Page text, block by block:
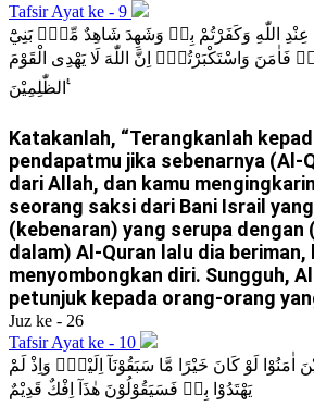
Tafsir Ayat ke - 9
عِنْدِ اللّٰهِ وَكَفَرْتُمْ بِهٖ وَشَهِدَ شَاهِدٌ مِّنْۢ بَنِيْٓ
فَاٰمَنَ وَاسْتَكْبَرْتُمْۗ اِنَّ اللّٰهَ لَا يَهْدِى الْقَوْمَ
الظّٰلِمِيْنَ ࣖ
Katakanlah, “Terangkanlah
pendapatmu jika sebenarnya (Al-
dari Allah, dan kamu
seorang saksi dari Bani Israil
(kebenaran) yang serupa dengan
dalam) Al-Quran lalu dia beriman,
menyombongkan diri. Sungguh,
petunjuk kepada orang-orang
Juz ke - 26
Tafsir Ayat ke - 10
اٰمَنُوْا لَوْ كَانَ خَيْرًا مَّا سَبَقُوْنَآ اِلَيْهِۗ وَاِذْ لَمْ
يَهْتَدُوْا بِهٖ فَسَيَقُوْلُوْنَ هٰذَآ اِفْكٌ قَدِيْمٌ